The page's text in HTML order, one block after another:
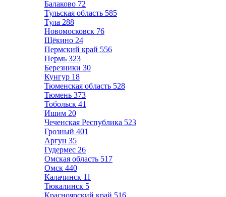
Балаково 72
Тульская область 585
Тула 288
Новомосковск 76
Щёкино 24
Пермский край 556
Пермь 323
Березники 30
Кунгур 18
Тюменская область 528
Тюмень 373
Тобольск 41
Ишим 20
Чеченская Республика 523
Грозный 401
Аргун 35
Гудермес 26
Омская область 517
Омск 440
Калачинск 11
Тюкалинск 5
Красноярский край 516